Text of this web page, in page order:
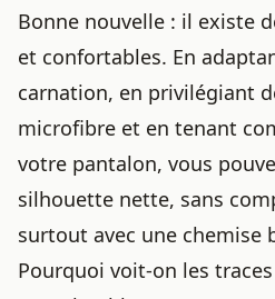
Bonne nouvelle : il existe
et confortables. En
carnation, en privilégiant
microfibre et en tenant
votre pantalon, vous
silhouette nette, sans
surtout avec une chemise
Pourquoi voit-on les